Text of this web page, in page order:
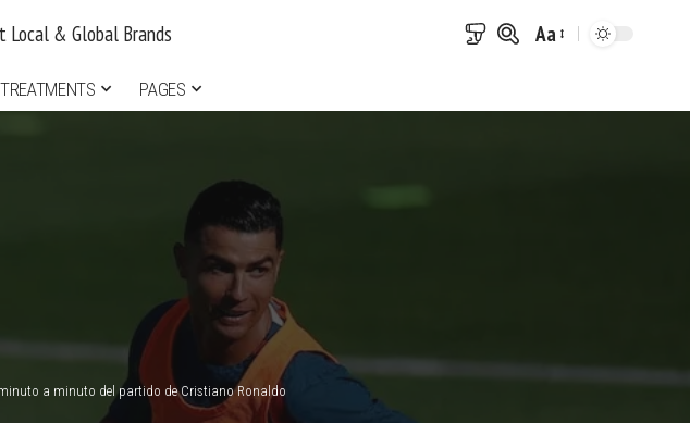
Font
Aa
TREATMENTS PAGES
a minuto del partido de Cristiano Ronaldo